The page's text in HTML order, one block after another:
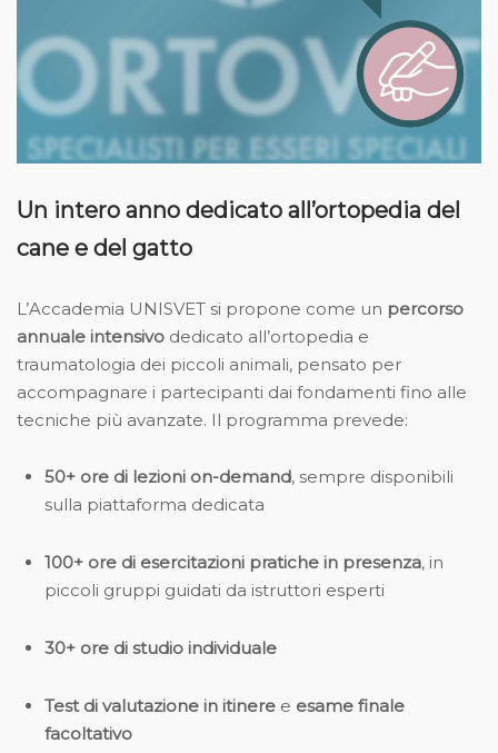
Un intero anno dedicato all’ortopedia del
cane e del gatto
L’Accademia UNISVET si propone come un percorso
annuale intensivo dedicato all’ortopedia e
traumatologia dei piccoli animali, pensato per
accompagnare i partecipanti dai fondamenti fino alle
tecniche più avanzate. Il programma prevede:
50+ ore di lezioni on-demand, sempre disponibili
sulla piattaforma dedicata
100+ ore di esercitazioni pratiche in presenza, in
piccoli gruppi guidati da istruttori esperti
30+ ore di studio individuale
Test di valutazione in itinere e esame finale
facoltativo